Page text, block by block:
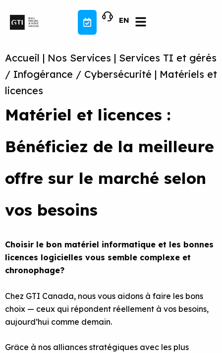
contenu
EN
Accueil | Nos Services | Services TI et gérés
/ Infogérance / Cybersécurité | Matériels et
licences
Matériel et licences :
Bénéficiez de la meilleure
offre sur le marché selon
vos besoins
Choisir le bon matériel informatique et les bonnes
licences logicielles vous semble complexe et
chronophage?
Chez GTI Canada, nous vous aidons à faire les bons
choix — ceux qui répondent réellement à vos besoins,
aujourd’hui comme demain.
Grâce à nos alliances stratégiques avec les plus